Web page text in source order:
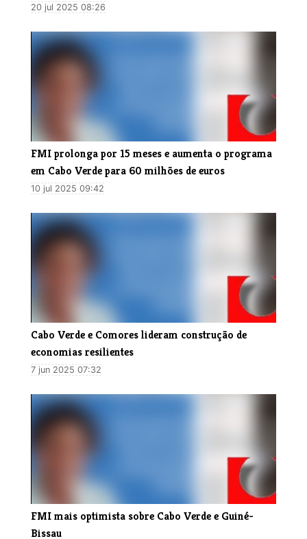
20 jul 2025 08:26
FMI prolonga por 15 meses e aumenta o programa
em Cabo Verde para 60 milhões de euros
10 jul 2025 09:42
Cabo Verde e Comores lideram construção de
economias resilientes
7 jun 2025 07:32
FMI mais optimista sobre Cabo Verde e Guiné-
Bissau